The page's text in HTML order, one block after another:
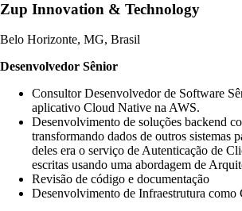
Zup Innovation & Technology
Belo Horizonte, MG, Brasil
Desenvolvedor Sênior
Consultor Desenvolvedor de Software
aplicativo Cloud Native na AWS.
Desenvolvimento de soluções backend
transformando dados de outros sistemas
deles era o serviço de Autenticação de
escritas usando uma abordagem de
Revisão de código e documentação
Desenvolvimento de Infraestrutura